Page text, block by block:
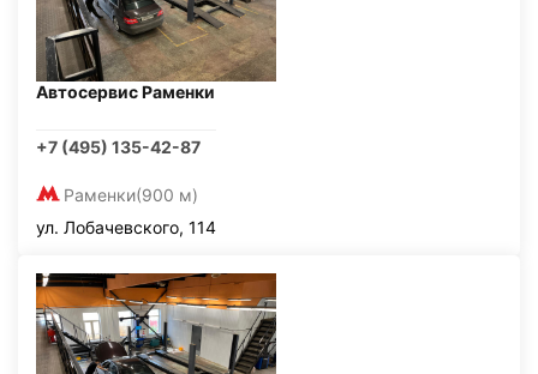
Автосервис Раменки
+7 (495) 135-42-87
Раменки(900 м)
ул. Лобачевского, 114